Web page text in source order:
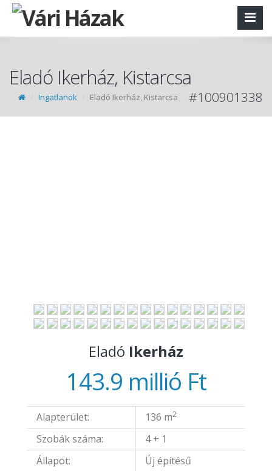
Eladó Ikerház, Kistarcsa
Ingatlanok Eladó Ikerház, Kistarcsa #100901338
Eladó Ikerház
143.9 millió Ft
Alapterület: 136 m2
Szobák száma:
4 + 1
Állapot:
Új építésű